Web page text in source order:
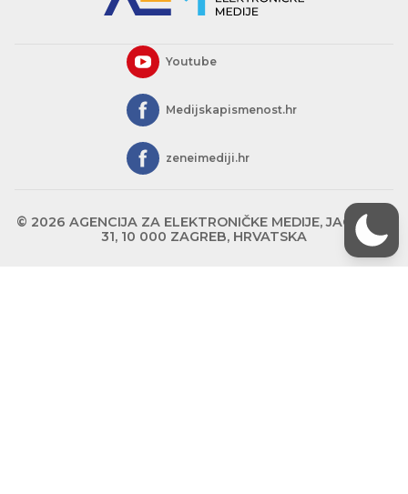
Youtube
Medijskapismenost.hr
zeneimediji.hr
© 2026 AGENCIJA ZA ELEKTRONIČKE MEDIJE, JAGIĆEVA
31, 10 000 ZAGREB, HRVATSKA